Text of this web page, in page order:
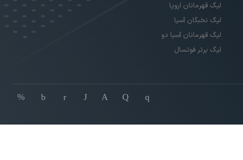
لیگ قهرمانان اروپا
لیگ نخبگان آسیا
لیگ قهرمانان آسیا دو
لیگ برتر فوتسال